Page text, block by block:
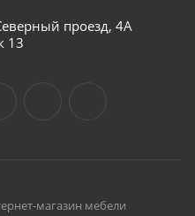
проезд, 4А
13
магазин мебели